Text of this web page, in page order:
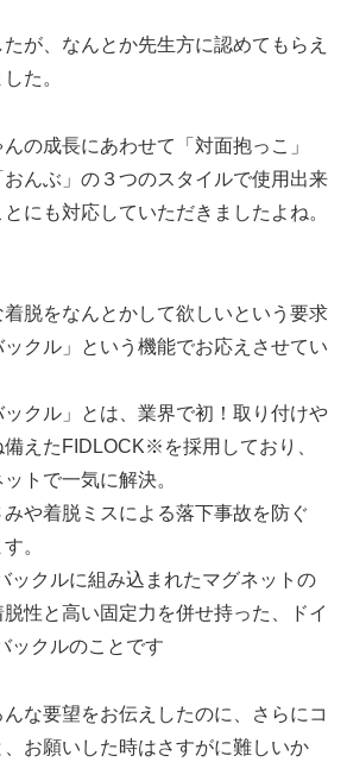
が、なんとか先生方に認めてもらえ
た。
の成長にあわせて「対面抱っこ」
おんぶ」の３つのスタイルで使用出来
にも対応していただきましたよね。
脱をなんとかして欲しいという要求
クル」という機能でお応えさせてい
クル」とは、業界で初！取り付けや
えたFIDLOCK※を採用しており、
トで一気に解決。
や着脱ミスによる落下事故を防ぐ
。
ックルに組み込まれたマグネットの
性と高い固定力を併せ持った、ドイ
ックルのことです
な要望をお伝えしたのに、さらにコ
お願いした時はさすがに難しいか